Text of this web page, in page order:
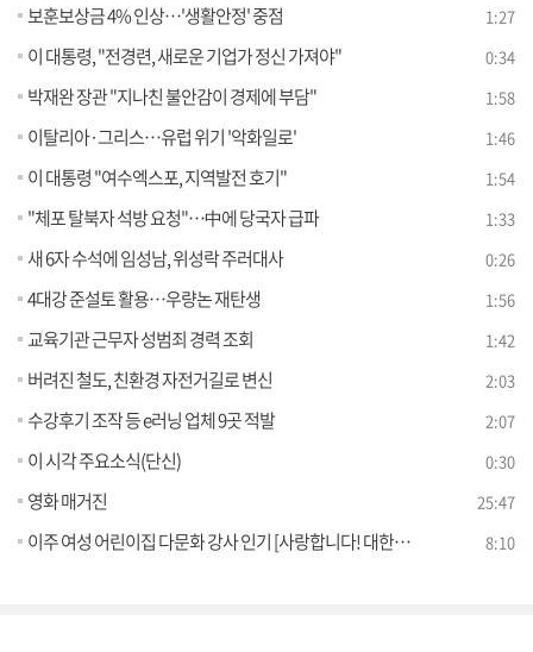
보훈보상금 4% 인상…'생활안정' 중점 1:27
이 대통령, "전경련, 새로운 기업가 정신 가져야" 0:34
박재완 장관 "지나친 불안감이 경제에 부담" 1:58
이탈리아·그리스…유럽 위기 '악화일로' 1:46
이 대통령 "여수엑스포, 지역발전 호기" 1:54
"체포 탈북자 석방 요청"…中에 당국자 급파 1:33
새 6자 수석에 임성남, 위성락 주러대사 0:26
4대강 준설토 활용…우량논 재탄생 1:56
교육기관 근무자 성범죄 경력 조회 1:42
버려진 철도, 친환경 자전거길로 변신 2:03
수강후기 조작 등 e러닝 업체 9곳 적발 2:07
이 시각 주요소식(단신) 0:30
영화 매거진 25:47
이주 여성 어린이집 다문화 강사 인기 [사랑합니다! 대한민국] 8:10